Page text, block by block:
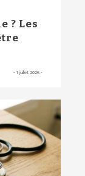
? Les
- 1 juillet 2026 -